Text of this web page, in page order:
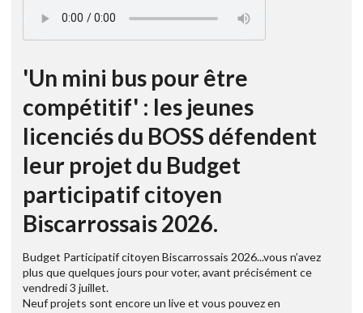
'Un mini bus pour être
compétitif' : les jeunes
licenciés du BOSS défendent
leur projet du Budget
participatif citoyen
Biscarrossais 2026.
Budget Participatif citoyen Biscarrossais 2026...vous n’avez
plus que quelques jours pour voter, avant précisément ce
vendredi 3 juillet.
Neuf projets sont encore un live et vous pouvez en